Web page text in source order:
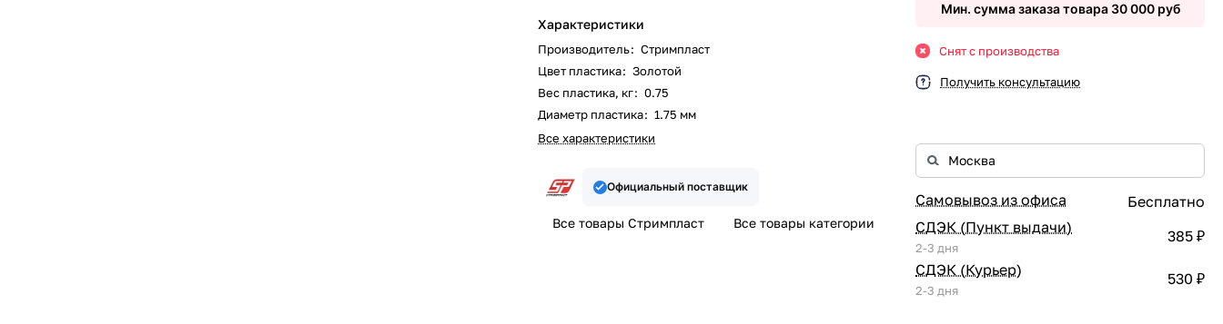
Характеристики
Производитель: Стримпласт
Цвет пластика: Золотой
Вес пластика, кг: 0.75
Диаметр пластика: 1.75 мм
Все характеристики
Официальный поставщик
Все товары Стримпласт Все товары категории
Мин. сумма заказа товара 30 000 руб
Снят с производства
Получить консультацию
Самовывоз из офиса
Бесплатно
СДЭК (Пункт выдачи)
2-3 дня
385 ₽
СДЭК (Курьер)
2-3 дня
530 ₽